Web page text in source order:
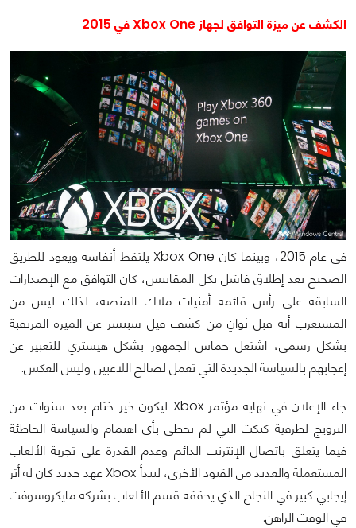
الكشف عن ميزة التوافق لجهاز Xbox One في 2015
في عام 2015، وبينما كان Xbox One يلتقط أنفاسه ويعود للطريق
الصحيح بعد إطلاق فاشل بكل المقاييس، كان التوافق مع الإصدارات
السابقة على رأس قائمة أمنيات ملاك المنصة، لذلك ليس من
المستغرب أنه قبل ثوانٍ من كشف فيل سبنسر عن الميزة المرتقبة
بشكل رسمي، اشتعل حماس الجمهور بشكل هيستري للتعبير عن
إعجابهم بالسياسة الجديدة التي تعمل لصالح اللاعبين وليس العكس.
جاء الإعلان في نهاية مؤتمر Xbox ليكون خير ختام بعد سنوات من
الترويج لطرفية كنكت التي لم تحظى بأي اهتمام والسياسة الخاطئة
فيما يتعلق باتصال الإنترنت الدائم وعدم القدرة على تجربة الألعاب
المستعملة والعديد من القيود الأخرى، ليبدأ Xbox عهد جديد كان له أثر
إيجابي كبير في النجاح الذي يحققه قسم الألعاب بشركة مايكروسوفت
في الوقت الراهن.